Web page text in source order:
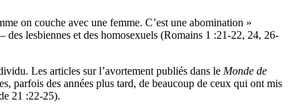
on couche avec une femme. C’est une abomination »
lesbiennes et des homosexuels (Romains 1 :21-22, 24, 26-
Les articles sur l’avortement publiés dans le Monde de
parfois des années plus tard, de beaucoup de ceux qui ont mis
21 :22-25).